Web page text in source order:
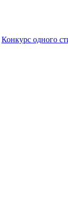
Конкурс одного